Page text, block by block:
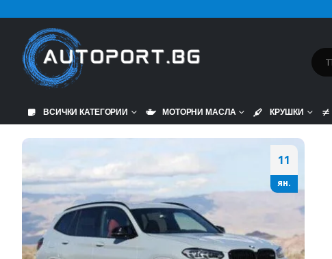
ВСИЧКИ КАТЕГОРИИ МОТОРНИ МАСЛА КРУШКИ
11
ян.